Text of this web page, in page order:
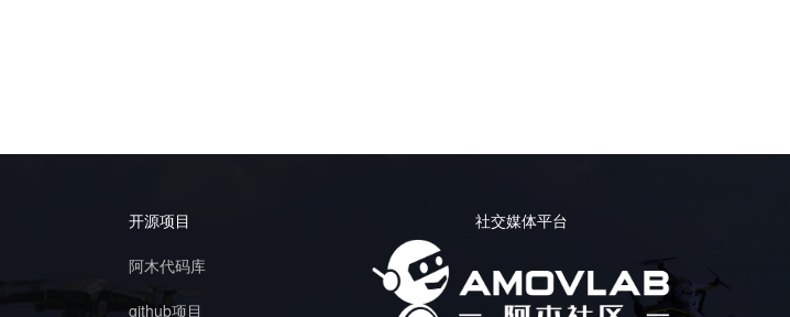
开源项目
阿木代码库
github项目
社交媒体平台